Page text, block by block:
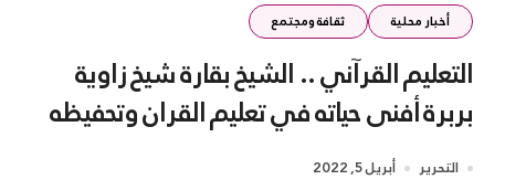
أخبار محلية ثقافة ومجتمع
التعليم القرآني .. الشيخ بقارة شيخ زاوية
بربرة أفنى حياته في تعليم القران وتحفيظه
للطلبة
التحرير أبريل 5, 2022